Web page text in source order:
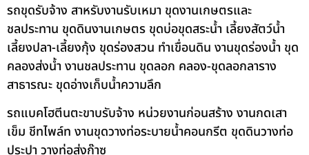
รถขุดรับจ้าง สาหรับงานรับเหมา ขุดงานเกษตรและ
ชลประทาน ขุดดินงานเกษตร ขุดบ่อขุดสระน้ำ เลี้ยงสัตว์น้ำ
เลี้ยงปลา-เลี้ยงกุ้ง ขุดร่องสวน ทำเขื่อนดิน งานขุดร่องน้ำ ขุด
คลองส่งน้ำ งานชลประทาน ขุดลอก คลอง-ขุดลอกลาราง
สาธารณะ ขุดอ่างเก็บน้ำความลึก
รถแบคโฮตีนตะขาบรับจ้าง หน่วยงานก่อนสร้าง งานกดเสา
เข็ม ชีทไพล์ท งานขุดวางท่อระบายน้ำคอนกรีต ขุดดินวางท่อ
ประปา วางท่อส่งก๊าซ